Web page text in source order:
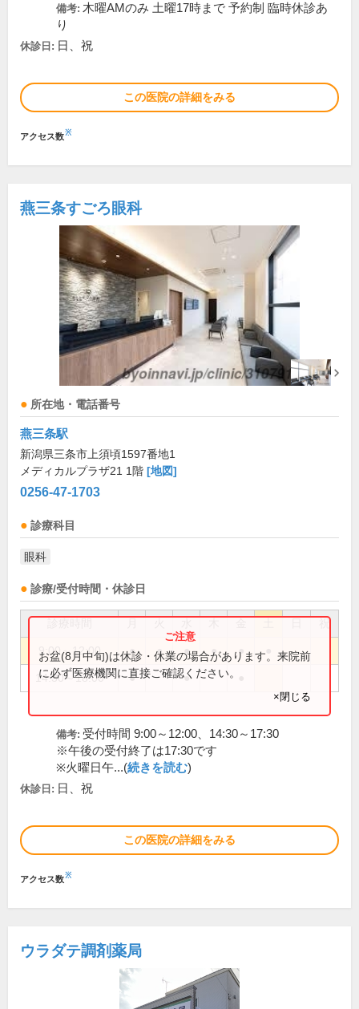
備考: 木曜AMのみ 土曜17時まで 予約制 臨時休診あ
り
休診日: 日、祝
この医院の詳細をみる
アクセス数※
燕三条すごろ眼科
所在地・電話番号
燕三条駅
新潟県三条市上須頃1597番地1
メディカルプラザ21 1階 [地図]
0256-47-1703
診療科目
眼科
診療/受付時間・休診日
祝
9:00～12:00 ● ● ● ● ●
14:30～18:00 ● ●
お盆(8月中旬)は休診・休業の場合があります。来院前
に必ず医療機関に直接ご確認ください。
×閉じる
備考: 受付時間 9:00～12:00、14:30～17:30
※午後の受付終了は17:30です
※火曜日午...(続きを読む)
休診日: 日、祝
この医院の詳細をみる
アクセス数※
ウラダテ調剤薬局